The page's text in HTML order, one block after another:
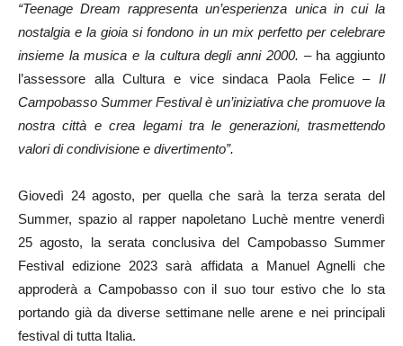
“Teenage Dream rappresenta un’esperienza unica in cui la
nostalgia e la gioia si fondono in un mix perfetto per celebrare
insieme la musica e la cultura degli anni 2000. –ha aggiunto
l’assessore alla Cultura e vice sindaca Paola Felice– Il
Campobasso Summer Festival è un’iniziativa che promuove la
nostra città e crea legami tra le generazioni, trasmettendo
valori di condivisione e divertimento”.
Giovedì 24 agosto, per quella che sarà la terza serata del
Summer, spazio al rapper napoletano Luchè mentre venerdì
25 agosto, la serata conclusiva del Campobasso Summer
Festival edizione 2023 sarà affidata a Manuel Agnelli che
approderà a Campobasso con il suo tour estivo che lo sta
portando già da diverse settimane nelle arene e nei principali
festival di tutta Italia.